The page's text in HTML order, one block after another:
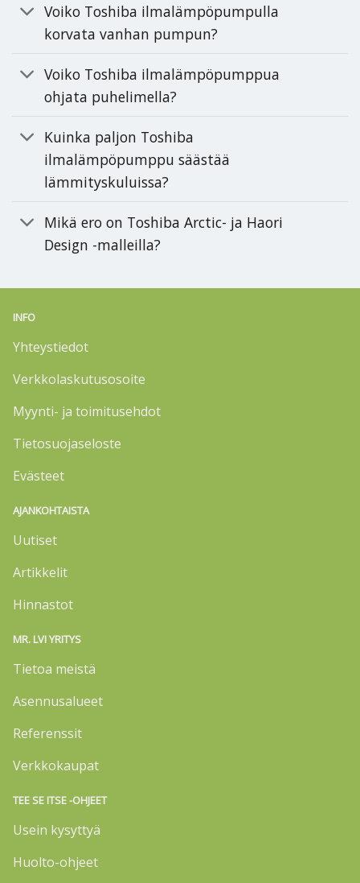
Voiko Toshiba ilmalämpöpumpulla
korvata vanhan pumpun?
Voiko Toshiba ilmalämpöpumppua
ohjata puhelimella?
Kuinka paljon Toshiba
ilmalämpöpumppu säästää
lämmityskuluissa?
Mikä ero on Toshiba Arctic- ja Haori
Design -malleilla?
INFO
Yhteystiedot
Verkkolaskutusosoite
Myynti- ja toimitusehdot
Tietosuojaseloste
Evästeet
AJANKOHTAISTA
Uutiset
Artikkelit
Hinnastot
MR. LVI YRITYS
Tietoa meistä
Asennusalueet
Referenssit
Verkkokaupat
TEE SE ITSE -OHJEET
Usein kysyttyä
Huolto-ohjeet